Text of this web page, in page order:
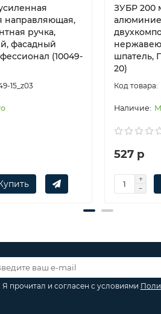
направляющая,
ручка,
фасадный
(10049-
15_z03
ЗУБР 200
шпатель,
20)
527 р
Я прочитал и согласен с условиями